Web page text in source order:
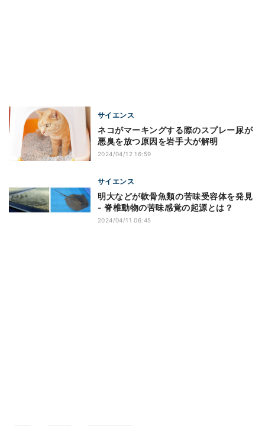
サイエンス
ネコがマーキングする際のスプレー尿が
悪臭を放つ原因を岩手大が解明
2024/04/12 16:59
サイエンス
明大などが軟骨魚類の苦味受容体を発見
- 脊椎動物の苦味感覚の起源とは？
2024/04/11 06:45